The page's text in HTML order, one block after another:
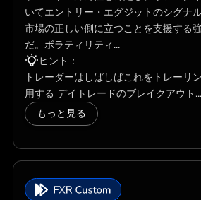
いてエントリー・エグジットのシグナ
市場の正しい側に立つことを支援する
だ。ボラティリティ...
ヒント：
トレーダーはしばしばこれをトレーリ
用する デイトレードのブレイクアウト...
もっと見る